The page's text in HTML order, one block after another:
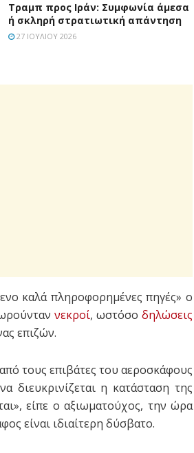
Τραμπ προς Ιράν: Συμφωνία άμεσα
ή σκληρή στρατιωτική απάντηση
27 ΙΟΥΛΊΟΥ 2026
καλά πληροφορημένες πηγές» ο
νεκροί, ωστόσοδηλώσεις
επιζών.
τους επιβάτες του αεροσκάφους
διευκρινίζεται η κατάσταση της
είπε ο αξιωματούχος, την ώρα
είναι ιδιαίτερη δύσβατο.